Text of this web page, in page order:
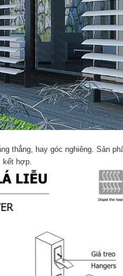
thẳng, hay góc nghiêng. Sản
kết hợp.